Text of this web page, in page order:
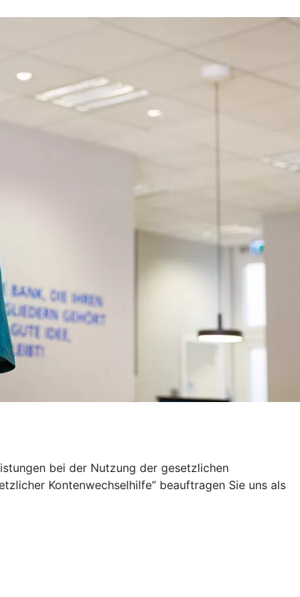
bei der Nutzung der gesetzlichen
Kontenwechselhilfe“ beauftragen Sie uns als